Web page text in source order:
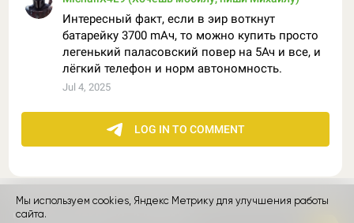
контакты
Мы используем cookies, Яндекс Метрику для улучшения работы
сайта.